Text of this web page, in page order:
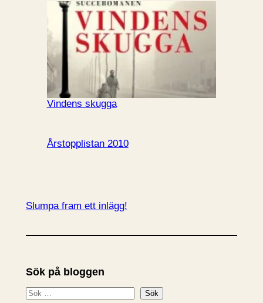
Vindens skugga
Årstopplistan 2010
Slumpa fram ett inlägg!
Sök på bloggen
S
Sök